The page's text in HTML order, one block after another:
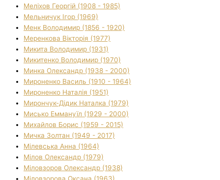
Меліхов Георгій (1908 - 1985)
Мельничук Ігор (1969)
Менк Володимир (1856 - 1920)
Меренкова Вікторія (1977)
Микита Володимир (1931)
Микитенко Володимир (1970)
Минка Олександр (1938 - 2000)
Мироненко Василь (1910 - 1964)
Мироненко Наталія (1951)
Мирончук-Дідик Наталка (1979)
Мисько Еммануїл (1929 - 2000)
Михайлов Борис (1959 - 2015)
Мичка Золтан (1949 - 2017)
Мілевська Анна (1964)
Мілов Олександр (1979)
Міловзоров Олександр (1938)